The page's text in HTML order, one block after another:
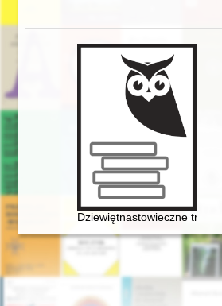
Dziewiętnastowieczne